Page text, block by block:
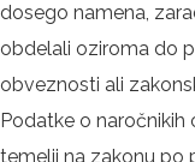
dosego namena,
obdelali oziroma do
obveznosti ali
Podatke o
temelji na zakonu po